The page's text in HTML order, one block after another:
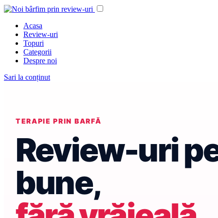
Acasa
Review-uri
Topuri
Categorii
Despre noi
Sari la conținut
TERAPIE PRIN BARFĂ
Review-uri
bune,